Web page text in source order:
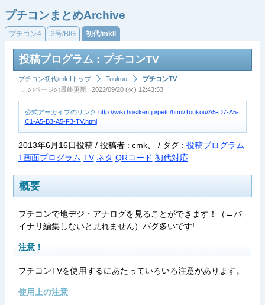
プチコンまとめArchive
プチコン4 3号/BIG 初代/mkII
投稿プログラム : プチコンTV
プチコン初代/mkIIトップ Toukou
プチコンTV
このページの最終更新 : 2022/09/20 (火) 12:43:53
公式アーカイブのリンク:http://wiki.hosiken.jp/petc/html/Toukou/A5-D7-A5-
C1-A5-B3-A5-F3-TV.html
2013年6月16日投稿 / 投稿者 : cmk、 / タグ : 投稿プログラム
1画面プログラム TV ネタ QRコード 初代対応
概要
プチコンで地デジ・アナログを見ることができます！（←バ
イナリ編集しないと見れません）バグ多いです!
注意！
プチコンTVを使用するにあたっていろいろ注意があります。
使用上の注意